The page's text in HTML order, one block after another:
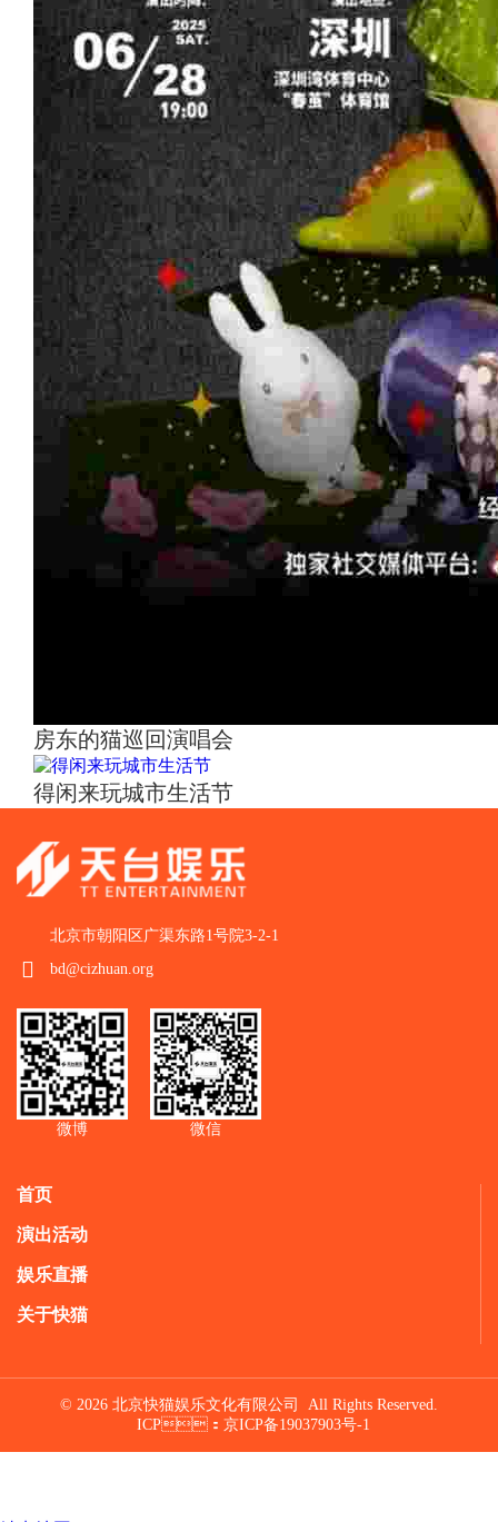
房东的猫巡回演唱会
得闲来玩城市生活节
北京市朝阳区广渠东路1号院3-2-1
bd@cizhuan.org
微博 微信
首页
演出活动
娱乐直播
关于快猫
© 2026 北京快猫娱乐文化有限公司 All Rights Reserved.
ICP： 京ICP备19037903号-1